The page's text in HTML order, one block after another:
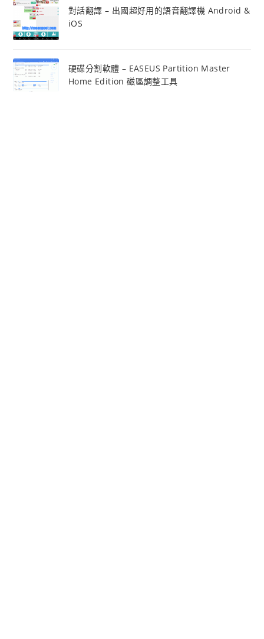
對話翻譯 – 出國超好用的語音翻譯機 Android &
iOS
硬碟分割軟體 – EASEUS Partition Master
Home Edition 磁區調整工具